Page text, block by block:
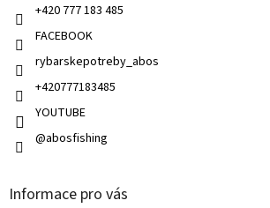
+420 777 183 485
FACEBOOK
rybarskepotreby_abos
+420777183485
YOUTUBE
@abosfishing
Informace pro vás